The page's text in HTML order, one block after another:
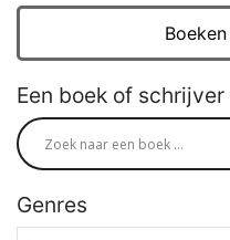
Een boek of schrijver
Genres